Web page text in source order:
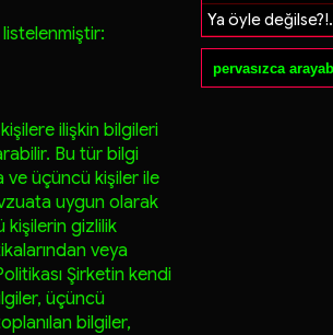
Ya öyle değilse?!.
listelenmiştir:
ilişkin bilgileri
Bu tür bilgi
ve üçüncü kişiler ile
uygun olarak
kişilerin gizlilik
veya
Şirketin kendi
üçüncü
bilgiler,